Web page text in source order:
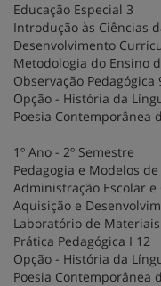
Educação Especial 3
Introdução às Ciências
Desenvolvimento
Metodologia do Ensino
Observação Pedagógica
Opção - História da
Poesia Contemporânea
1º Ano - 2º Semestre
Pedagogia e Modelos
Administração Escolar e
Aquisição e
Laboratório de
Prática Pedagógica I 12
Opção - História da
Poesia Contemporânea